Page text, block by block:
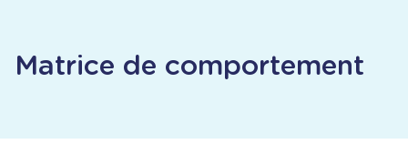
Matrice de comportement